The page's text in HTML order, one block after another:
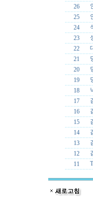
26
25
24
23
22
21
20
19
18
17
16
15
14
13
12
11